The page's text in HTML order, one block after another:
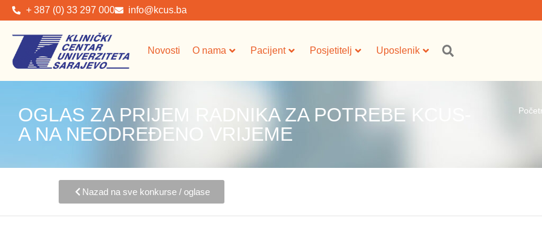
+ 387 (0) 33 297 000 info@kcus.ba
Novosti O nama Pacijent Posjetitelj Uposlenik
OGLAS ZA PRIJEM RADNIKA ZA POTREBE KCUS-
A NA NEODREĐENO VRIJEME
Nazad na sve konkurse / oglase